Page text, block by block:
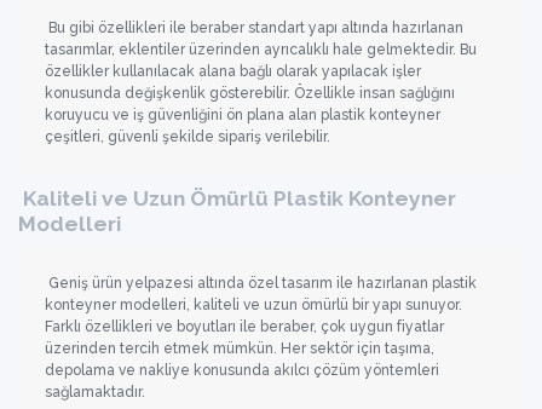
Bu gibi özellikleri ile beraber standart yapı altında hazırlanan
tasarımlar, eklentiler üzerinden ayrıcalıklı hale gelmektedir. Bu
özellikler kullanılacak alana bağlı olarak yapılacak işler
konusunda değişkenlik gösterebilir. Özellikle insan sağlığını
koruyucu ve iş güvenliğini ön plana alan plastik konteyner
çeşitleri, güvenli şekilde sipariş verilebilir.
Kaliteli ve Uzun Ömürlü Plastik Konteyner
Modelleri
Geniş ürün yelpazesi altında özel tasarım ile hazırlanan plastik
konteyner modelleri, kaliteli ve uzun ömürlü bir yapı sunuyor.
Farklı özellikleri ve boyutları ile beraber, çok uygun fiyatlar
üzerinden tercih etmek mümkün. Her sektör için taşıma,
depolama ve nakliye konusunda akılcı çözüm yöntemleri
sağlamaktadır.